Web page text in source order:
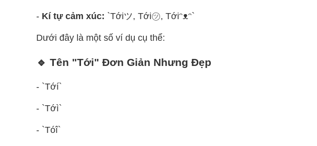
- Kí tự cảm xúc: `Tớiツ, Tới㋡, Tớiᵔᴥᵔ`
Dưới đây là một số ví dụ cụ thể:
🔹 Tên "Tới" Đơn Giản Nhưng Đẹp
- `Tớí`
- `Tớì`
- `Tóî`